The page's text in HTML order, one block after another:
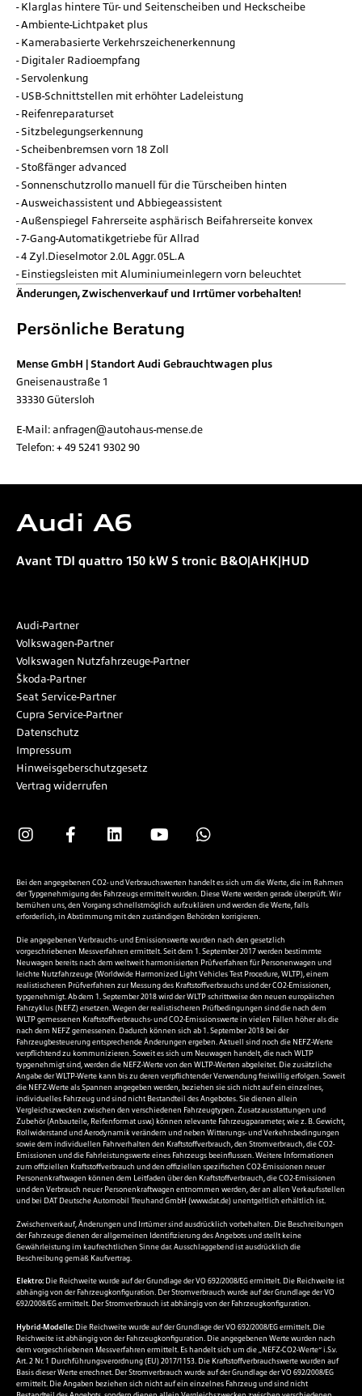
Klarglas hintere Tür- und Seitenscheiben und Heckscheibe
Ambiente-Lichtpaket plus
Kamerabasierte Verkehrszeichenerkennung
Digitaler Radioempfang
Servolenkung
USB-Schnittstellen mit erhöhter Ladeleistung
Reifenreparaturset
Sitzbelegungserkennung
Scheibenbremsen vorn 18 Zoll
Stoßfänger advanced
Sonnenschutzrollo manuell für die Türscheiben hinten
Ausweichassistent und Abbiegeassistent
Außenspiegel Fahrerseite asphärisch Beifahrerseite konvex
7-Gang-Automatikgetriebe für Allrad
4 Zyl.Dieselmotor 2.0L Aggr. 05L.A
Einstiegsleisten mit Aluminiumeinlegern vorn beleuchtet
Änderungen, Zwischenverkauf und Irrtümer vorbehalten!
Persönliche Beratung
Mense GmbH | Standort Audi Gebrauchtwagen plus
Gneisenaustraße 1
33330 Gütersloh
E-Mail: anfragen@autohaus-mense.de
Telefon: + 49 5241 9302 90
Audi A6
Avant TDI quattro 150 kW S tronic B&O|AHK|HUD
Audi-Partner
Volkswagen-Partner
Volkswagen Nutzfahrzeuge-Partner
Škoda-Partner
Seat Service-Partner
Cupra Service-Partner
Datenschutz
Impressum
Hinweisgeberschutzgesetz
Vertrag widerrufen
Bei den angegebenen CO2- und Verbrauchswerten handelt es sich um die Werte, die im Rahmen
der Typgenehmigung des Fahrzeugs ermittelt wurden. Diese Werte werden gerade überprüft. Wir
bemühen uns, den Vorgang schnellstmöglich aufzuklären und werden die Werte, falls
erforderlich, in Abstimmung mit den zuständigen Behörden korrigieren.
Die angegebenen Verbrauchs- und Emissionswerte wurden nach den gesetzlich
vorgeschriebenen Messverfahren ermittelt. Seit dem 1. September 2017 werden bestimmte
Neuwagen bereits nach dem weltweit harmonisierten Prüfverfahren für Personenwagen und
leichte Nutzfahrzeuge (Worldwide Harmonized Light Vehicles Test Procedure, WLTP), einem
realistischeren Prüfverfahren zur Messung des Kraftstoffverbrauchs und der CO2-Emissionen,
typgenehmigt. Ab dem 1. September 2018 wird der WLTP schrittweise den neuen europäischen
Fahrzyklus (NEFZ) ersetzen. Wegen der realistischeren Prüfbedingungen sind die nach dem
WLTP gemessenen Kraftstoffverbrauchs- und CO2-Emissionswerte in vielen Fällen höher als die
nach dem NEFZ gemessenen. Dadurch können sich ab 1. September 2018 bei der
Fahrzeugbesteuerung entsprechende Änderungen ergeben. Aktuell sind noch die NEFZ-Werte
verpflichtend zu kommunizieren. Soweit es sich um Neuwagen handelt, die nach WLTP
typgenehmigt sind, werden die NEFZ-Werte von den WLTP-Werten abgeleitet. Die zusätzliche
Angabe der WLTP-Werte kann bis zu deren verpflichtender Verwendung freiwillig erfolgen. Soweit
die NEFZ-Werte als Spannen angegeben werden, beziehen sie sich nicht auf ein einzelnes,
individuelles Fahrzeug und sind nicht Bestandteil des Angebotes. Sie dienen allein
Vergleichszwecken zwischen den verschiedenen Fahrzeugtypen. Zusatzausstattungen und
Zubehör (Anbauteile, Reifenformat usw.) können relevante Fahrzeugparameter, wie z. B. Gewicht,
Rollwiderstand und Aerodynamik verändern und neben Witterungs- und Verkehrsbedingungen
sowie dem individuellen Fahrverhalten den Kraftstoffverbrauch, den Stromverbrauch, die CO2-
Emissionen und die Fahrleistungswerte eines Fahrzeugs beeinflussen. Weitere Informationen
zum offiziellen Kraftstoffverbrauch und den offiziellen spezifischen CO2-Emissionen neuer
Personenkraftwagen können dem Leitfaden über den Kraftstoffverbrauch, die CO2-Emissionen
und den Verbrauch neuer Personenkraftwagen entnommen werden, der an allen Verkaufsstellen
und bei DAT Deutsche Automobil Treuhand GmbH (www.dat.de) unentgeltlich erhältlich ist.
Zwischenverkauf, Änderungen und Irrtümer sind ausdrücklich vorbehalten. Die Beschreibungen
der Fahrzeuge dienen der allgemeinen Identifizierung des Angebots und stellt keine
Gewährleistung im kaufrechtlichen Sinne dar. Ausschlaggebend ist ausdrücklich die
Beschreibung gemäß Kaufvertrag.
Elektro: Die Reichweite wurde auf der Grundlage der VO 692/2008/EG ermittelt. Die Reichweite ist
abhängig von der Fahrzeugkonfiguration. Der Stromverbrauch wurde auf der Grundlage der VO
692/2008/EG ermittelt. Der Stromverbrauch ist abhängig von der Fahrzeugkonfiguration.
Hybrid-Modelle: Die Reichweite wurde auf der Grundlage der VO 692/2008/EG ermittelt. Die
Reichweite ist abhängig von der Fahrzeugkonfiguration. Die angegebenen Werte wurden nach
dem vorgeschriebenen Messverfahren ermittelt. Es handelt sich um die „NEFZ-CO2-Werte“ i.S.v.
Art. 2 Nr. 1 Durchführungsverordnung (EU) 2017/1153. Die Kraftstoffverbrauchswerte wurden auf
Basis dieser Werte errechnet. Der Stromverbrauch wurde auf der Grundlage der VO 692/2008/EG
ermittelt. Die Angaben beziehen sich nicht auf ein einzelnes Fahrzeug und sind nicht